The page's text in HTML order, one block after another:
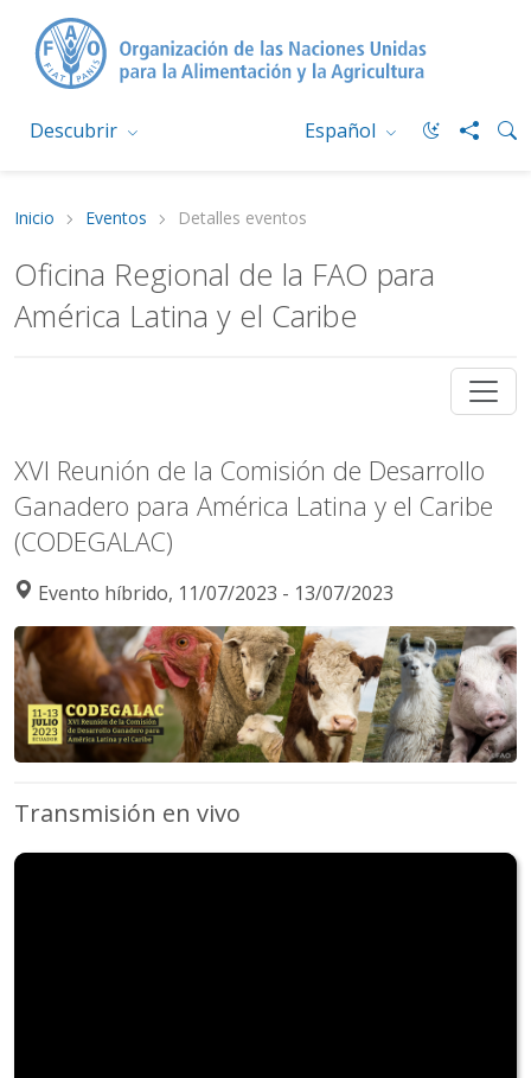
Descubrir Español
Inicio Eventos Detalles eventos
Oficina Regional de la FAO para
América Latina y el Caribe
XVI Reunión de la Comisión de Desarrollo
Ganadero para América Latina y el Caribe
(CODEGALAC)
Evento híbrido, 11/07/2023 - 13/07/2023
Transmisión en vivo